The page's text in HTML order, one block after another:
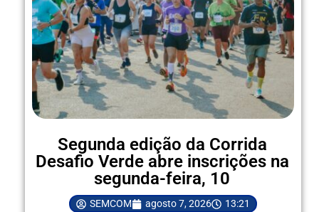
Segunda edição da Corrida
Desafio Verde abre inscrições na
segunda-feira, 10
SEMCOM agosto 7, 2026 13:21